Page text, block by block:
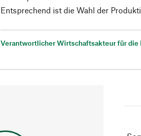
Entsprechend ist die Wahl der
Verantwortlicher Wirtschaftsakteur für die